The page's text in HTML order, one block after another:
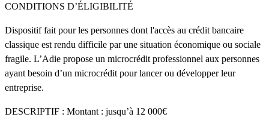
CONDITIONS D’ÉLIGIBILITÉ
Dispositif fait pour les personnes dont l'accès au crédit bancaire
classique est rendu difficile par une situation économique ou sociale
fragile. L’Adie propose un microcrédit professionnel aux personnes
ayant besoin d’un microcrédit pour lancer ou développer leur
entreprise.
DESCRIPTIF : Montant : jusqu’à 12 000€